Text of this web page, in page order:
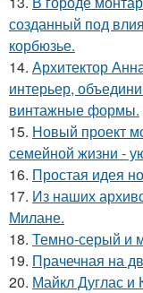
созданный под
корбюзье.
14. Архитектор
интерьер,
винтажные формы.
15. Новый проект
семейной жизни -
16. Простая идея
17. Из наших
Милане.
18. Темно-серый и
19. Прачечная на
20. Майкл Дуглас и